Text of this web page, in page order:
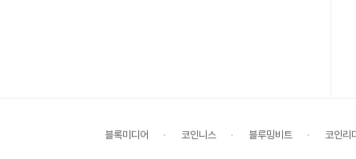
블록미디어 코인니스 블루밍비트 코인리